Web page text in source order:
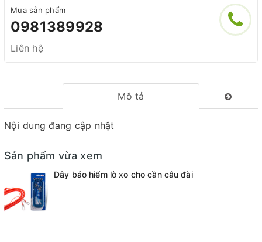
Mua sản phẩm
0981389928
Liên hệ
Mô tả
Nội dung đang cập nhật
Sản phẩm vừa xem
Dây bảo hiểm lò xo cho cần câu đài